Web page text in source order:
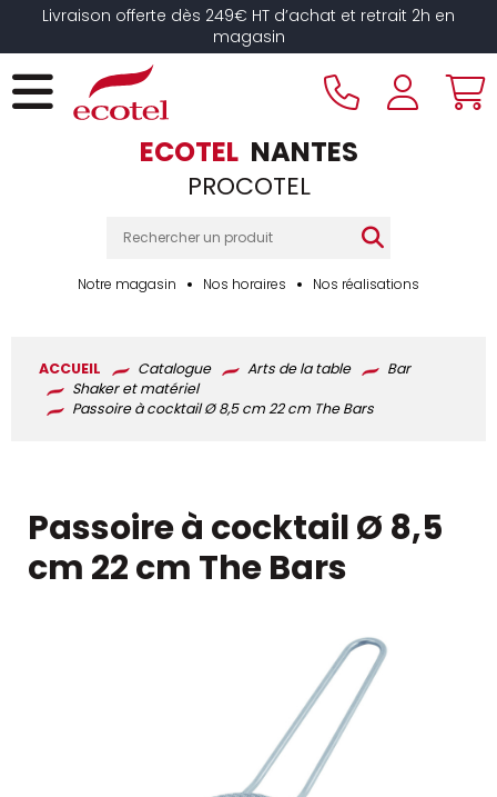
Livraison offerte dès 249€ HT d’achat et retrait 2h en
magasin
ECOTEL NANTES
PROCOTEL
Notre magasin Nos horaires Nos réalisations
ACCUEIL Catalogue Arts de la table
Bar
Shaker et matériel
Passoire à cocktail Ø 8,5 cm 22 cm The Bars
Passoire à cocktail Ø 8,5
cm 22 cm The Bars
Panneau de gestion des cookies